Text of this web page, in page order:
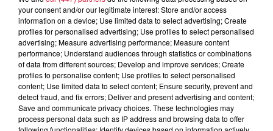
6 août 2026
À Hoerdt, de l’eau brune sort des
robinets
6 août 2026
Tags antisémites à Strasbourg :
Catherine Trautmann réagit
your consent and/or our legitimate interest: Store and/or access
information on a device; Use limited data to select advertising; Create
profiles for personalised advertising; Use profiles to select personalised
advertising; Measure advertising performance; Measure content
performance; Understand audiences through statistics or combinations
of data from different sources; Develop and improve services; Create
profiles to personalise content; Use profiles to select personalised
content; Use limited data to select content; Ensure security, prevent and
detect fraud, and fix errors; Deliver and present advertising and content;
Save and communicate privacy choices. These technologies may
process personal data such as IP address and browsing data to offer